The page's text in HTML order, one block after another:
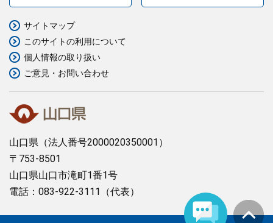
山口県 （法人番号2000020350001）
〒753-8501
山口県山口市滝町1番1号
電話：083-922-3111（代表）
サイトマップ
このサイトの利用について
個人情報の取り扱い
ご意見・お問い合わせ